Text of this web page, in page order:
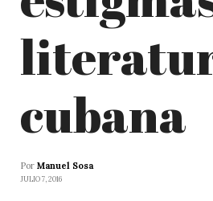
cubana
Por Manuel Sosa
JULIO 7, 2016